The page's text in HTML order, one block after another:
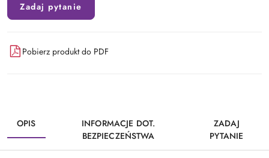
Zadaj pytanie
Pobierz produkt do PDF
OPIS
INFORMACJE DOT.
BEZPIECZEŃSTWA
ZADAJ
PYTANIE